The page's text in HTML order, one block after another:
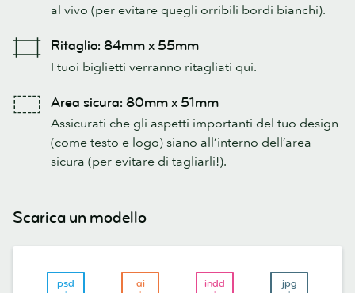
al vivo (per evitare quegli orribili bordi bianchi).
Ritaglio: 84mm x 55mm
I tuoi biglietti verranno ritagliati qui.
Area sicura: 80mm x 51mm
Assicurati che gli aspetti importanti del tuo design
(come testo e logo) siano all’interno dell’area
sicura (per evitare di tagliarli!).
Scarica un modello